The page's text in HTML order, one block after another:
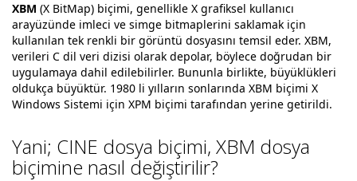
XBM (X BitMap) biçimi, genellikle X grafiksel kullanıcı
arayüzünde imleci ve simge bitmaplerini saklamak için
kullanılan tek renkli bir görüntü dosyasını temsil eder. XBM,
verileri C dil veri dizisi olarak depolar, böylece doğrudan bir
uygulamaya dahil edilebilirler. Bununla birlikte, büyüklükleri
oldukça büyüktür. 1980 li yılların sonlarında XBM biçimi X
Windows Sistemi için XPM biçimi tarafından yerine getirildi.
Yani; CINE dosya biçimi, XBM dosya
biçimine nasıl değiştirilir?